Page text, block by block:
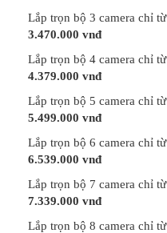
Lắp trọn bộ 3 camera chỉ từ
3.470.000 vnđ
Lắp trọn bộ 4 camera chỉ từ
4.379.000 vnđ
Lắp trọn bộ 5 camera chỉ từ
5.499.000 vnđ
Lắp trọn bộ 6 camera chỉ từ
6.539.000 vnđ
Lắp trọn bộ 7 camera chỉ từ
7.339.000 vnđ
Lắp trọn bộ 8 camera chỉ từ